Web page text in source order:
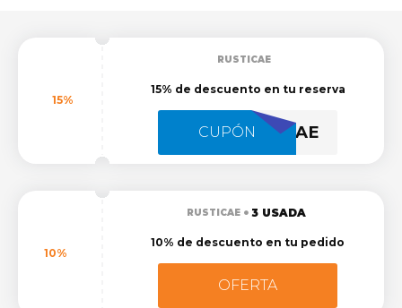
15%
RUSTICAE
15% de descuento en tu reserva
CUPÓN
VERANORUSTICAE
10%
RUSTICAE 3 USADA
10% de descuento en tu pedido
OFERTA